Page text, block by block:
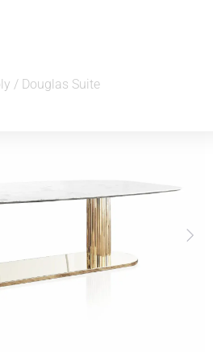
/ Douglas Suite